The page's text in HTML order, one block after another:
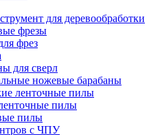
для деревообработки
фрезы
фрез
для сверл
ножевые барабаны
ленточные пилы
пилы
пилы
с ЧПУ